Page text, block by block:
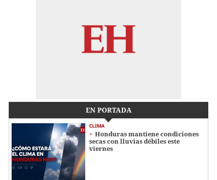
EN PORTADA
CLIMA
Honduras mantiene condiciones
secas con lluvias débiles este
viernes